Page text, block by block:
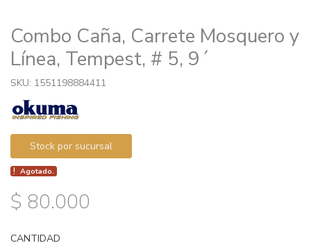
Combo Caña, Carrete Mosquero y
Línea, Tempest, # 5, 9´
SKU: 1551198884411
Stock por sucursal
Agotado.
$ 80.000
CANTIDAD